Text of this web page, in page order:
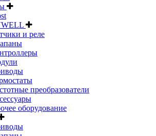
и реле
преобразователи
оборудование